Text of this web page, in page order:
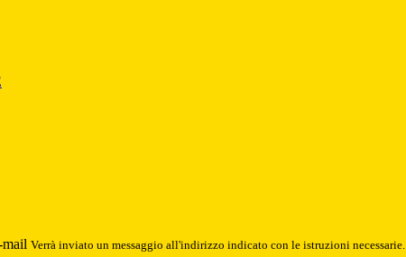
Verrà inviato un messaggio all'indirizzo indicato con le istruzioni necessarie.